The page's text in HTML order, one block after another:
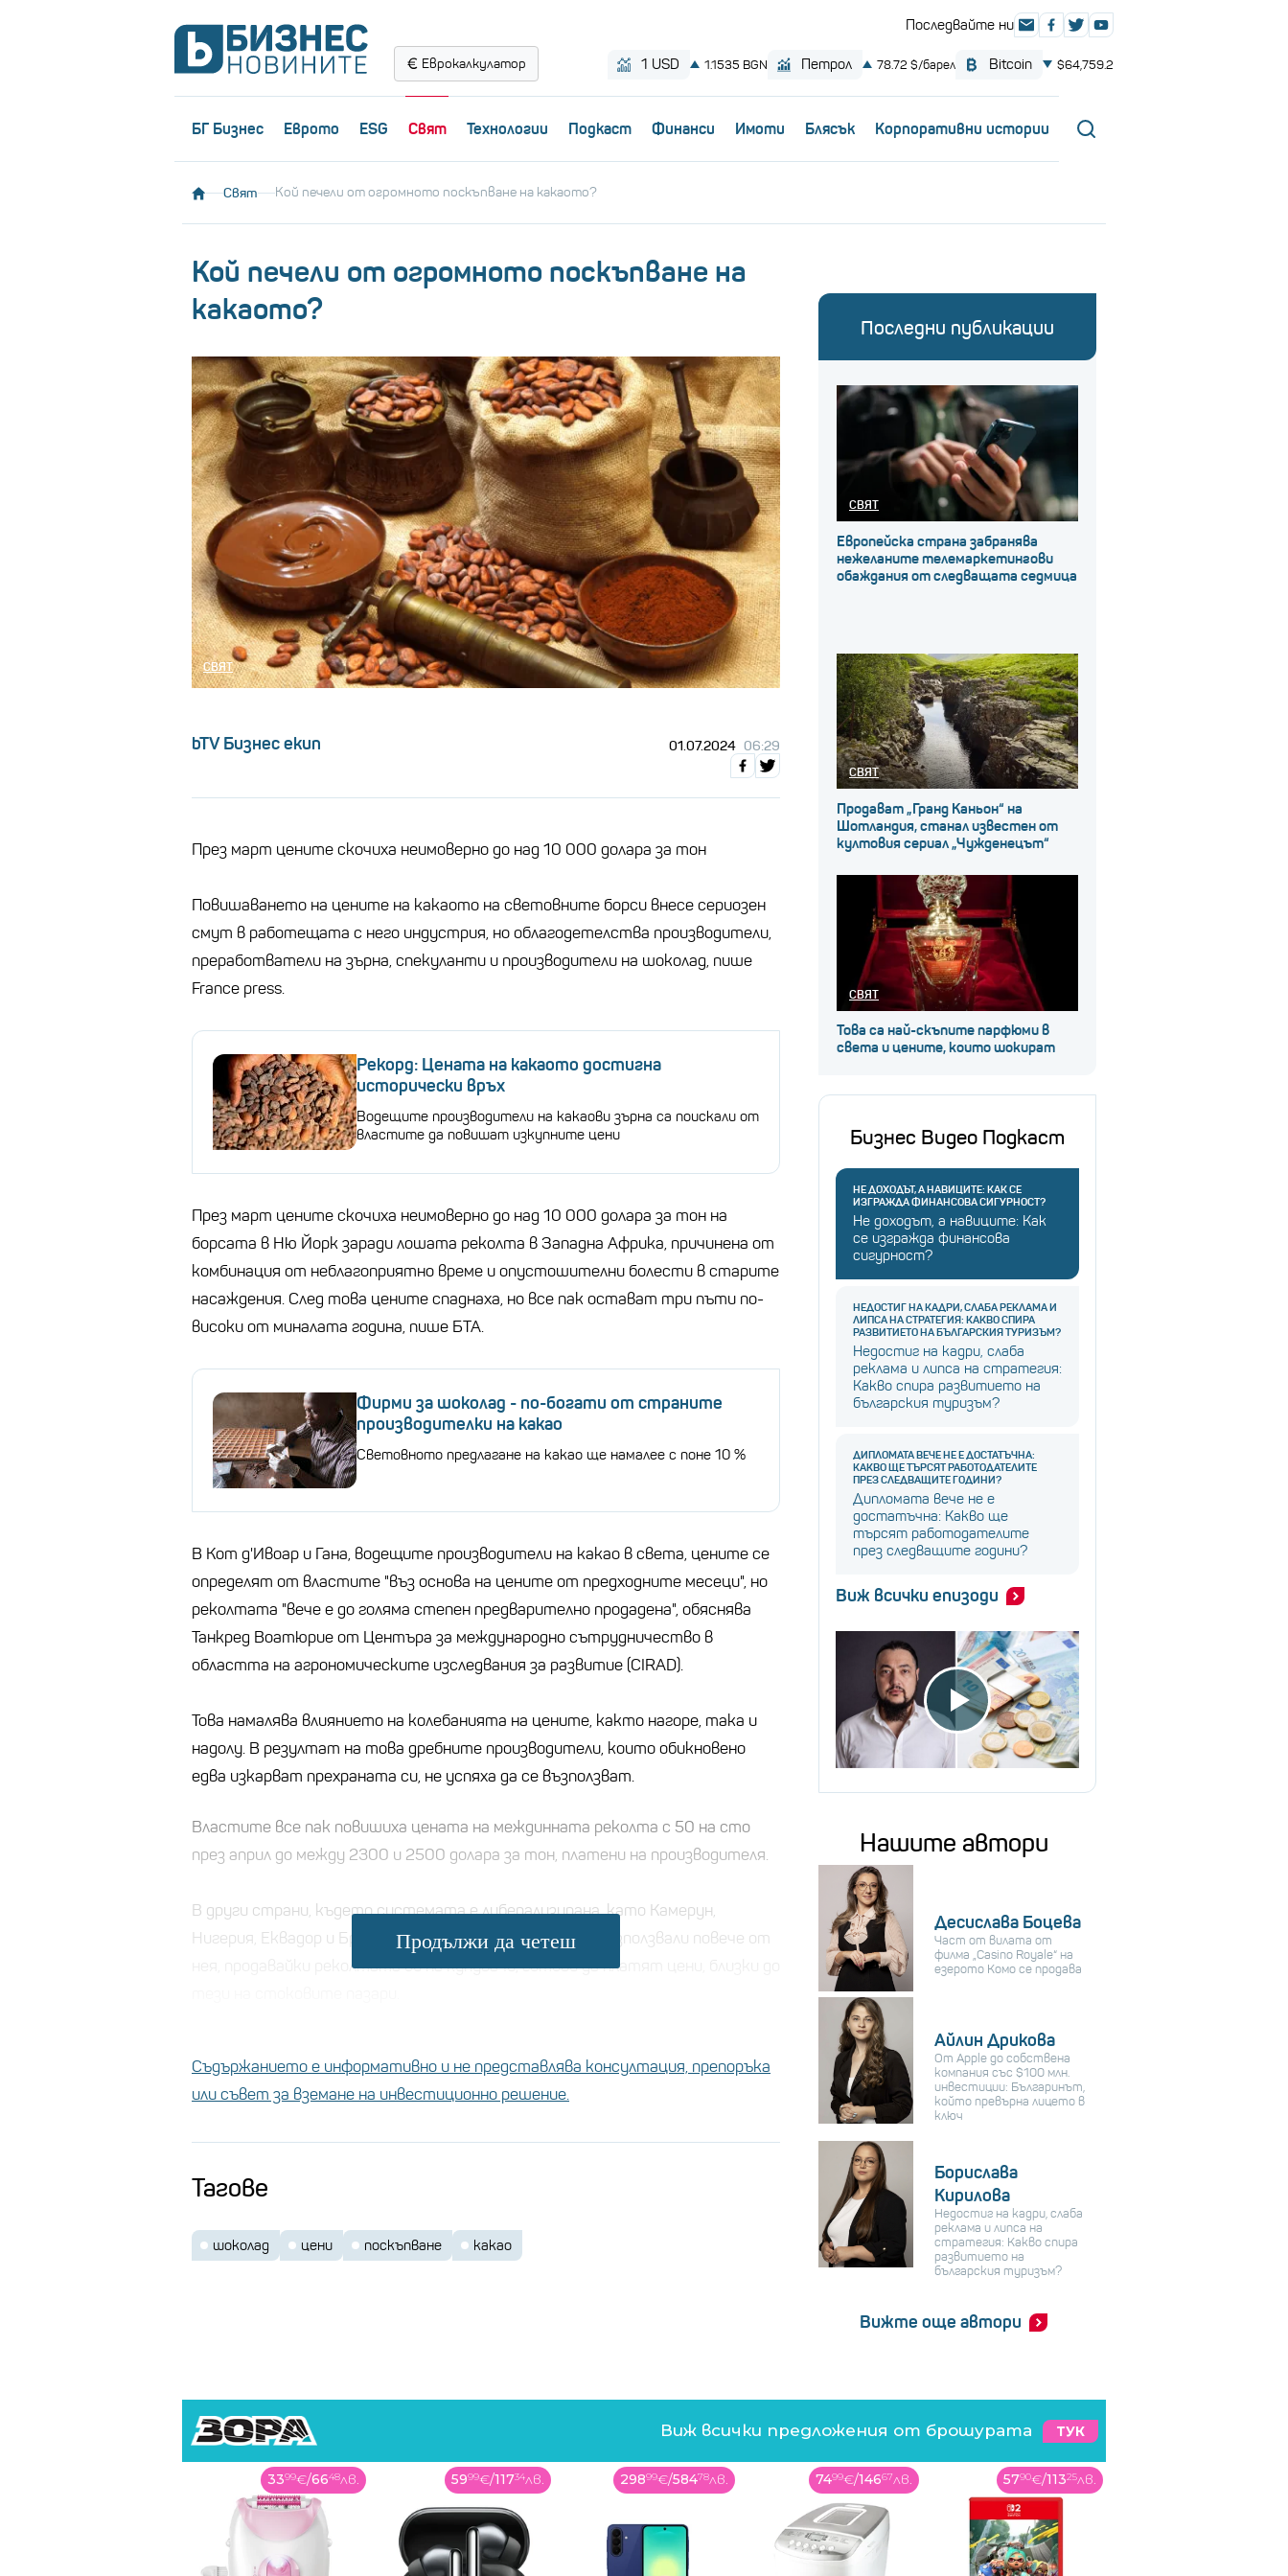
Еврокалкулатор
БГ Бизнес Еврото ESG Свят Технологии Пoдкаст Финанси Имоти Блясък Корпоративни истории
Свят Кой печели от огромното поскъпване на какаото?
Кой печели от огромното поскъпване на
какаото?
СВЯТ
bTV Бизнес екип 01.07.2024 06:29
През март цените скочиха неимоверно до над 10 000 долара за тон
Повишаването на цените на какаото на световните борси внесе сериозен
смут в работещата с него индустрия, но облагодетелства производители,
преработватели на зърна, спекуланти и производители на шоколад, пише
France press.
Рекорд: Цената на какаото достигна
исторически връх
Водещите производители на какаови зърна са поискали от
властите да повишат изкупните цени
През март цените скочиха неимоверно до над 10 000 долара за тон на
борсата в Ню Йорк заради лошата реколта в Западна Африка, причинена от
комбинация от неблагоприятно време и опустошителни болести в старите
насаждения. След това цените спаднаха, но все пак остават три пъти по-
високи от миналата година, пише БТА.
Фирми за шоколад - по-богати от страните
производителки на какао
Световното предлагане на какао ще намалее с поне 10 %
В Кот д'Ивоар и Гана, водещите производители на какао в света, цените се
определят от властите "въз основа на цените от предходните месеци", но
реколтата "вече е до голяма степен предварително продадена", обяснява
Танкред Воатюрие от Центъра за международно сътрудничество в
областта на агрономическите изследвания за развитие (CIRAD).
Това намалява влиянието на колебанията на цените, както нагоре, така и
надолу. В резултат на това дребните производители, които обикновено
едва изкарват прехраната си, не успяха да се възползват.
Властите все пак повишиха цената на междинната реколта с 50 на сто
през април до между 2300 и 2500 долара за тон, платени на производителя.
В други страни, където системата е либерализирана, като Камерун,
Нигерия, Еквадор и Бразилия, производителите са се възползвали повече от
нея, продавайки реколтата си на купувачи, готови да платят цени, близки до
Колко шоколад е полезно да консумираме?
Какаото е полезно за хора със сърдечни проблеми, казва
фиксираните цени в Кот д'Ивоар и Гана и препродават на пазарни цени от
по какаото (ICCO). Инвестиционните фондове усетиха накъде духа вятърът
и заложиха на покачване на цените, прибирайки печалби в този процес.
В тази страна има два вида цени - за местни и за
чужденци
Тенденцията за двойно ценообразуване се прилага не само
Продължи да четеш
Съдържанието е информативно и не представлява консултация, препоръка
или съвет за вземане на инвестиционно решение.
Тагове
шоколад цени поскъпване какао
Последни публикации
СВЯТ
Европейска страна забранява
нежеланите телемаркетингови
обаждания от следващата седмица
СВЯТ
Продават „Гранд Каньон“ на
Шотландия, станал известен от
култовия сериал „Чужденецът“
СВЯТ
Това са най-скъпите парфюми в
света и цените, които шокират
Бизнес Видео Подкаст
НЕ ДОХОДЪТ, А НАВИЦИТЕ: КАК СЕ
ИЗГРАЖДА ФИНАНСОВА СИГУРНОСТ?
Не доходът, а навиците: Как
се изгражда финансова
сигурност?
НЕДОСТИГ НА КАДРИ, СЛАБА РЕКЛАМА И
ЛИПСА НА СТРАТЕГИЯ: КАКВО СПИРА
РАЗВИТИЕТО НА БЪЛГАРСКИЯ ТУРИЗЪМ?
Недостиг на кадри, слаба
реклама и липса на стратегия:
Какво спира развитието на
българския туризъм?
ДИПЛОМАТА ВЕЧЕ НЕ Е ДОСТАТЪЧНА:
КАКВО ЩЕ ТЪРСЯТ РАБОТОДАТЕЛИТЕ
ПРЕЗ СЛЕДВАЩИТЕ ГОДИНИ?
Дипломата вече не е
достатъчна: Какво ще
търсят работодателите
през следващите години?
Виж всички епизоди
Нашите автори
Десислава Боцева
Част от вилата от
филма „Casino Royale“ на
езерото Комо се продава
Айлин Дрикова
От Apple до собствена
компания със $100 млн.
инвестиции: Българинът,
който превърна лицето в
ключ
Борислава
Кирилова
Недостиг на кадри, слаба
реклама и липса на
стратегия: Какво спира
развитието на
българския туризъм?
Вижте още автори
Виж всички предложения от брошурата ТУК
3399€/6648лв. 5999€/11734лв. 29899€/58478лв. 7499€/14667лв. 5790€/11325лв.